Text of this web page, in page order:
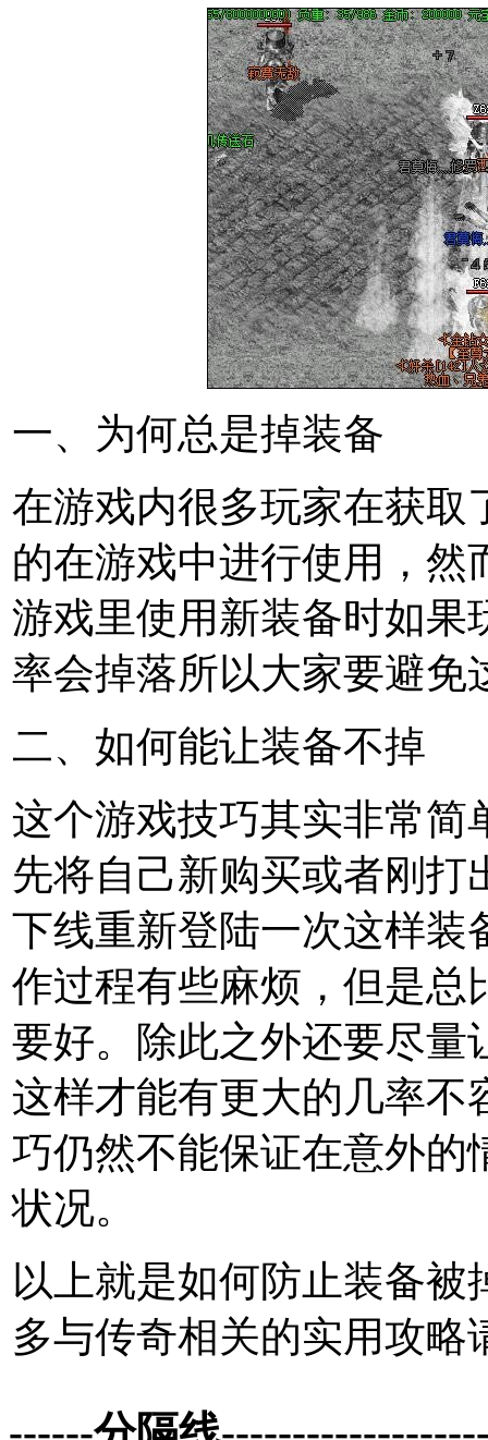
一、为何总是掉装备
在游戏内很多玩家在获取
的在游戏中进行使用，然
游戏里使用新装备时如果
率会掉落所以大家要避免
二、如何能让装备不掉
这个游戏技巧其实非常简
先将自己新购买或者刚打
下线重新登陆一次这样装
作过程有些麻烦，但是总
要好。除此之外还要尽量
这样才能有更大的几率不
巧仍然不能保证在意外的
状况。
以上就是如何防止装备
多与传奇相关的实用攻略